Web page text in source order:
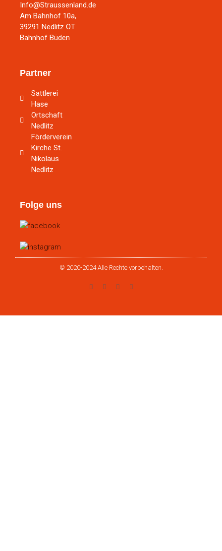
Info@Straussenland.de
Am Bahnhof 10a,
39291 Nedlitz OT
Bahnhof Büden
Partner
Sattlerei
Hase
Ortschaft
Nedlitz
Förderverein
Kirche St.
Nikolaus
Nedlitz
Folge uns
© 2020-2024 Alle Rechte vorbehalten.